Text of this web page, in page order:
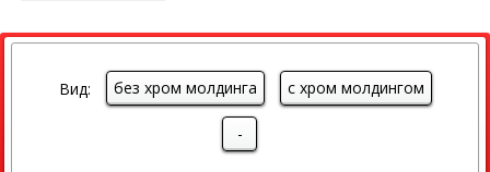
Вид: без хром молдинга с хром молдингом
-